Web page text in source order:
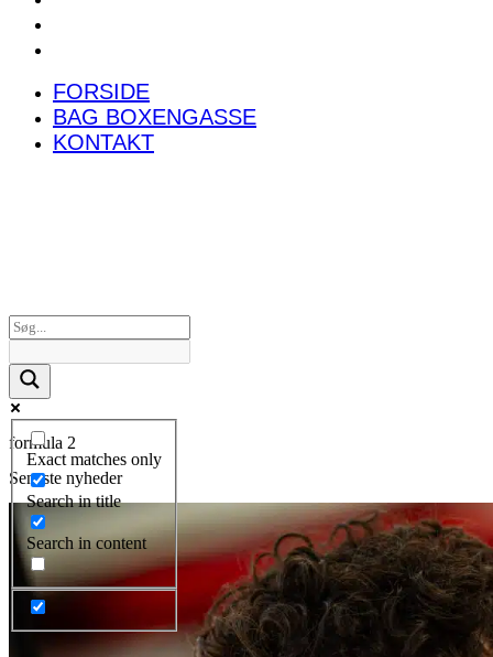
FORSIDE
BAG BOXENGASSE
KONTAKT
Exact matches only
Search in title
Search in content
formula 2
Seneste nyheder